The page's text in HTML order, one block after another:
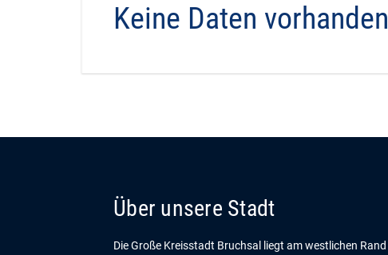
Keine Daten vorhanden
Über unsere Stadt
Die Große Kreisstadt Bruchsal liegt am westlichen Rand